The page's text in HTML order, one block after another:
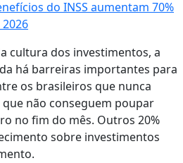
do INSS aumentam 70%
cultura dos investimentos, a
há barreiras importantes para
os brasileiros que nunca
não conseguem poupar
no fim do mês. Outros 20%
sobre investimentos